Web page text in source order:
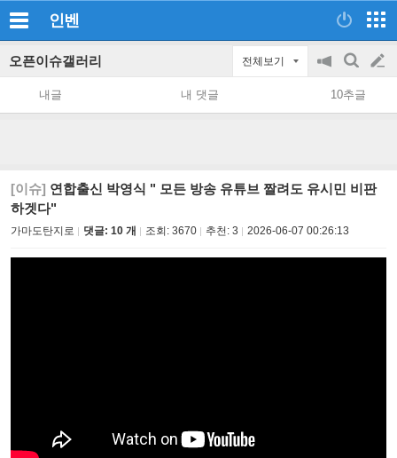
인벤
오픈이슈갤러리 전체보기
공
지
on/off
검
색
글
쓰
내글 내 댓글 10추글
[이슈] 연합출신 박영식 " 모든 방송 유튜브 짤려도 유시민 비판
하겟다"
가마도탄지로 댓글: 10 개 조회: 3670 추천: 3 2026-06-07 00:26:13